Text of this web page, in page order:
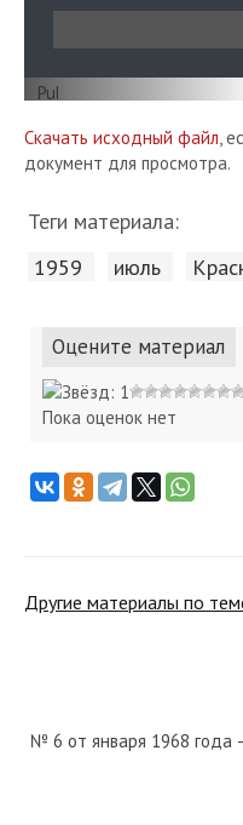
Скачать исходный файл,
документ для просмотра.
Теги материала:
1959 июль
Оцените материал
Пока оценок нет
Другие материалы по
№ 6 от января 1968 года